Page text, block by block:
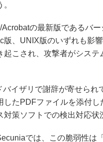
の最新版であるバ
、UNIX版のいずれも影
起こされ、攻撃者がシステ
イザリで謝辞が寄せられ
したPDFファイルを添付し
策ソフトでの検出対応状
では、この脆弱性は